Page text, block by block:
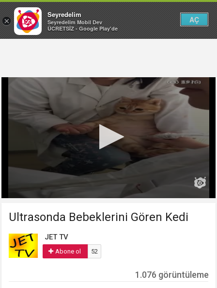
Ultrasonda Bebeklerini Gören Kedi
JET TV
Abone ol 52
1.076 görüntüleme
×
Seyredelim
Seyredelim Mobil Dev
ÜCRETSİZ - Google Play'de
AÇ